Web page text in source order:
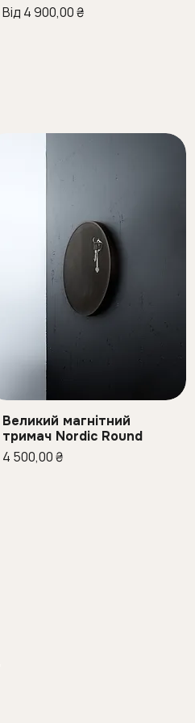
Від 4 900,00 ₴
За розпродажем
Швидкий перегляд
Великий магнітний
тримач Nordic Round
Ціна
4 500,00 ₴